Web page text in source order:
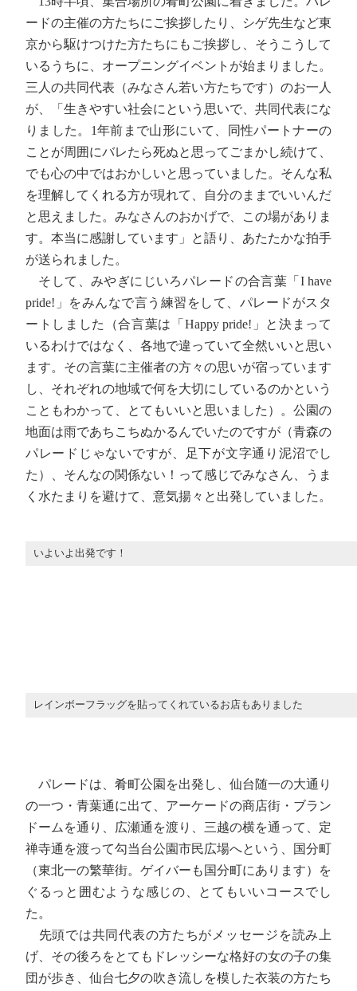
ードの主催の方たちにご挨拶したり、シゲ先生など東
京から駆けつけた方たちにもご挨拶し、そうこうして
いるうちに、オープニングイベントが始まりました。
三人の共同代表（みなさん若い方たちです）のお一人
が、「生きやすい社会にという思いで、共同代表にな
りました。1年前まで山形にいて、同性パートナーの
ことが周囲にバレたら死ぬと思ってごまかし続けて、
でも心の中ではおかしいと思っていました。そんな私
を理解してくれる方が現れて、自分のままでいいんだ
と思えました。みなさんのおかげで、この場がありま
す。本当に感謝しています」と語り、あたたかな拍手
が送られました。
そして、みやぎにじいろパレードの合言葉「I have
pride!」をみんなで言う練習をして、パレードがスタ
ートしました（合言葉は「Happy pride!」と決まって
いるわけではなく、各地で違っていて全然いいと思い
ます。その言葉に主催者の方々の思いが宿っています
し、それぞれの地域で何を大切にしているのかという
こともわかって、とてもいいと思いました）。公園の
地面は雨であちこちぬかるんでいたのですが（青森の
パレードじゃないですが、足下が文字通り泥沼でし
た）、そんなの関係ない！って感じでみなさん、うま
く水たまりを避けて、意気揚々と出発していました。
いよいよ出発です！
レインボーフラッグを貼ってくれているお店もありました
パレードは、肴町公園を出発し、仙台随一の大通り
の一つ・青葉通に出て、アーケードの商店街・ブラン
ドームを通り、広瀬通を渡り、三越の横を通って、定
禅寺通を渡って勾当台公園市民広場へという、国分町
（東北一の繁華街。ゲイバーも国分町にあります）を
ぐるっと囲むような感じの、とてもいいコースでし
た。
先頭では共同代表の方たちがメッセージを読み上
げ、その後ろをとてもドレッシーな格好の女の子の集
団が歩き、仙台七夕の吹き流しを模した衣装の方たち